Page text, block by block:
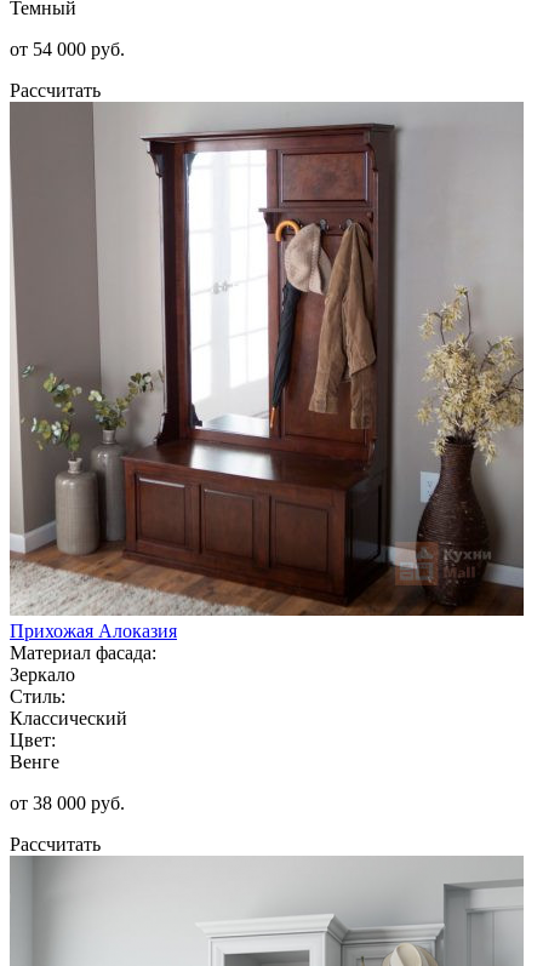
Темный
от 54 000 руб.
Рассчитать
Прихожая Алоказия
Материал фасада:
Зеркало
Стиль:
Классический
Цвет:
Венге
от 38 000 руб.
Рассчитать